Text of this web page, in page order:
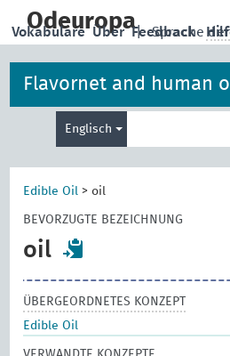
main
Odeuropa| Sprache
Vokabulare Über Feedback
Flavornet and human
Englisch
Edible Oil >oil
BEVORZUGTE BEZEICHNUNG
oil
ÜBERGEORDNETES KONZEPT
Edible Oil